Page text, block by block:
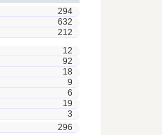
294
632
212
12
92
18
9
6
19
3
296